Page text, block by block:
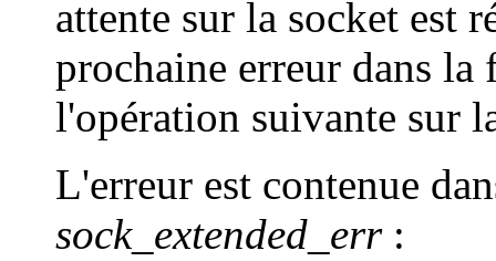
attente sur la socket est
prochaine erreur dans la
l'opération suivante sur
L'erreur est contenue
sock_extended_err: